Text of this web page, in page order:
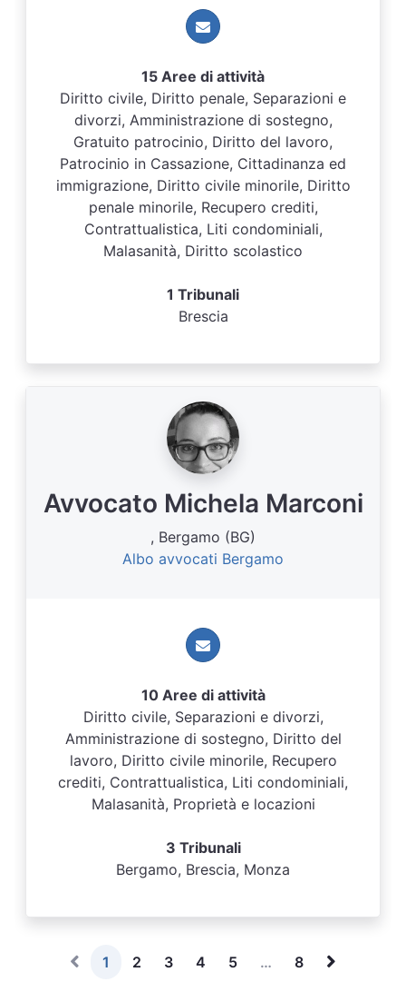
15 Aree di attività
Diritto civile, Diritto penale, Separazioni e
divorzi, Amministrazione di sostegno,
Gratuito patrocinio, Diritto del lavoro,
Patrocinio in Cassazione, Cittadinanza ed
immigrazione, Diritto civile minorile, Diritto
penale minorile, Recupero crediti,
Contrattualistica, Liti condominiali,
Malasanità, Diritto scolastico
1 Tribunali
Brescia
Avvocato Michela Marconi
, Bergamo (BG)
Albo avvocati Bergamo
10 Aree di attività
Diritto civile, Separazioni e divorzi,
Amministrazione di sostegno, Diritto del
lavoro, Diritto civile minorile, Recupero
crediti, Contrattualistica, Liti condominiali,
Malasanità, Proprietà e locazioni
3 Tribunali
Bergamo, Brescia, Monza
1 2 3 4 5 …
8